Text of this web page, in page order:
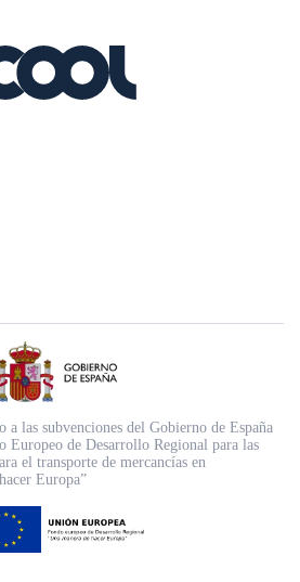
a las subvenciones del Gobierno de España
Europeo de Desarrollo Regional para las
el transporte de mercancías en
Europa”